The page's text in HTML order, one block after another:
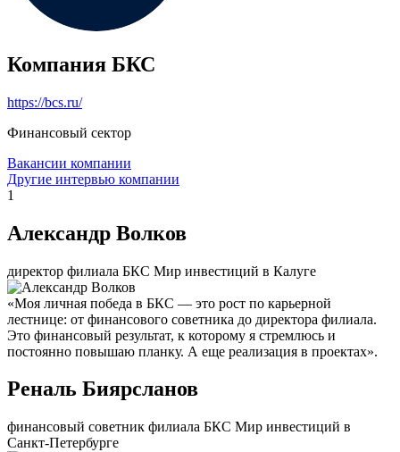
Компания БКС
https://bcs.ru/
Финансовый сектор
Вакансии компании
Другие интервью компании
1
Александр Волков
директор филиала БКС Мир инвестиций в Калуге
«Моя личная победа в БКС — это рост по карьерной
лестнице: от финансового советника до директора филиала.
Это финансовый результат, к которому я стремлюсь и
постоянно повышаю планку. А еще реализация в проектах».
Реналь Биярсланов
финансовый советник филиала БКС Мир инвестиций в
Санкт-Петербурге